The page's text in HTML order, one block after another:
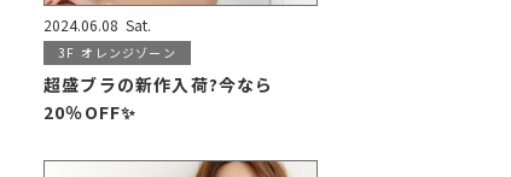
2024.06.08 Sat.
3F オレンジゾーン
超盛ブラの新作入荷?今なら
20％OFF✨